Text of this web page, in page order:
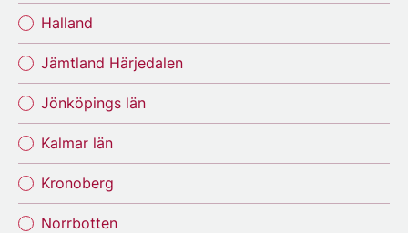
Halland
Jämtland Härjedalen
Jönköpings län
Kalmar län
Kronoberg
Norrbotten